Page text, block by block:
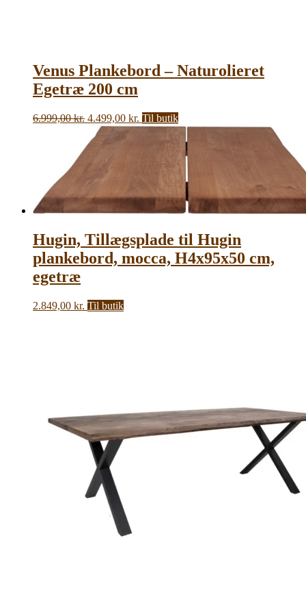
Venus Plankebord – Naturolieret
Egetræ 200 cm
6.999,00kr. Den
oprindelige
pris
6.999,00 kr..
4.499,00 kr. Den
aktuelle
4.499,00 kr..
Til butik
Hugin, Tillægsplade til Hugin
plankebord, mocca, H4x95x50 cm,
egetræ
2.849,00 kr. Til butik